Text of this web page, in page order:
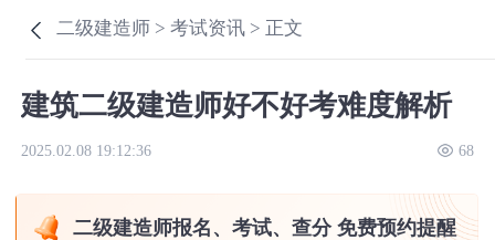
二级建造师 >考试资讯 > 正文
建筑二级建造师好不好考难度解析
2025.02.08 19:12:36 68
二级建造师报名、考试、查分 免费预约提醒